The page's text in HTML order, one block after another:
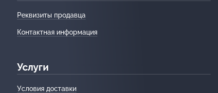
Реквизиты продавца
Контактная информация
Услуги
Условия доставки